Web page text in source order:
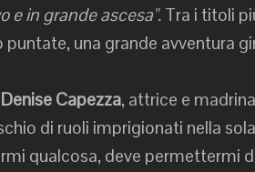
e in grande ascesa". Tra i titoli
una grande avventura
Denise Capezza, attrice e
di ruoli imprigionati nella
qualcosa, deve permettermi